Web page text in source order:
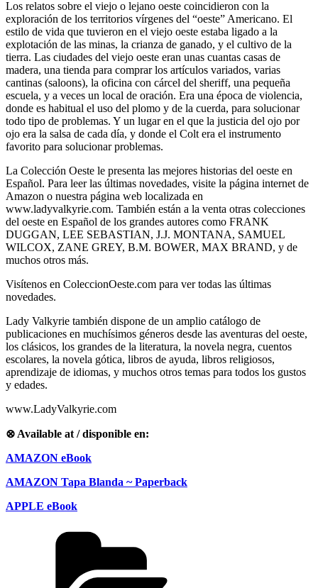
Los relatos sobre el viejo o lejano oeste coincidieron con la
exploración de los territorios vírgenes del “oeste” Americano. El
estilo de vida que tuvieron en el viejo oeste estaba ligado a la
explotación de las minas, la crianza de ganado, y el cultivo de la
tierra. Las ciudades del viejo oeste eran unas cuantas casas de
madera, una tienda para comprar los artículos variados, varias
cantinas (saloons), la oficina con cárcel del sheriff, una pequeña
escuela, y a veces un local de oración. Era una época de violencia,
donde es habitual el uso del plomo y de la cuerda, para solucionar
todo tipo de problemas. Y un lugar en el que la justicia del ojo por
ojo era la salsa de cada día, y donde el Colt era el instrumento
favorito para solucionar problemas.
La Colección Oeste le presenta las mejores historias del oeste en
Español. Para leer las últimas novedades, visite la página internet de
Amazon o nuestra página web localizada en
www.ladyvalkyrie.com. También están a la venta otras colecciones
del oeste en Español de los grandes autores como FRANK
DUGGAN, LEE SEBASTIAN, J.J. MONTANA, SAMUEL
WILCOX, ZANE GREY, B.M. BOWER, MAX BRAND, y de
muchos otros más.
Visítenos en ColeccionOeste.com para ver todas las últimas
novedades.
Lady Valkyrie también dispone de un amplio catálogo de
publicaciones en muchísimos géneros desde las aventuras del oeste,
los clásicos, los grandes de la literatura, la novela negra, cuentos
escolares, la novela gótica, libros de ayuda, libros religiosos,
aprendizaje de idiomas, y muchos otros temas para todos los gustos
y edades.
www.LadyValkyrie.com
⊗ Available at / disponible en:
AMAZON eBook
AMAZON Tapa Blanda ~ Paperback
APPLE eBook